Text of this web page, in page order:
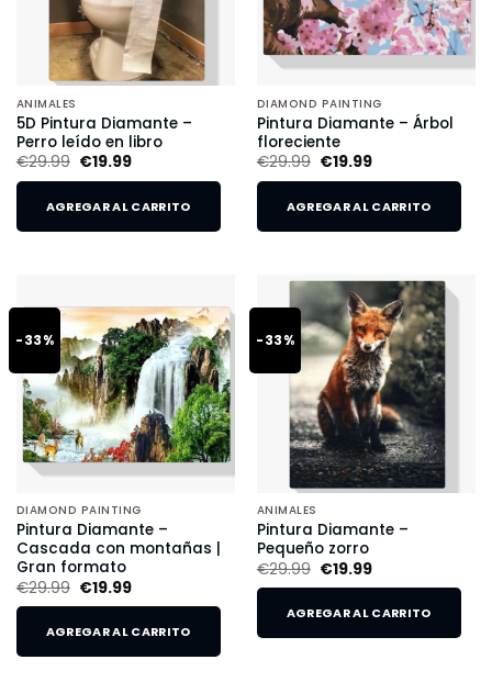
ANIMALES
5D Pintura Diamante –
Perro leído en libro
€29.99 €19.99
AGREGAR AL CARRITO
DIAMOND PAINTING
Pintura Diamante – Árbol
floreciente
€29.99 €19.99
AGREGAR AL CARRITO
-33%
DIAMOND PAINTING
Pintura Diamante –
Cascada con montañas |
Gran formato
€29.99 €19.99
AGREGAR AL CARRITO
-33%
ANIMALES
Pintura Diamante –
Pequeño zorro
€29.99 €19.99
AGREGAR AL CARRITO